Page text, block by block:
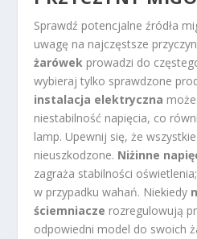
Sprawdź potencjalne źródła
uwagę na najczęstsze
żarówek prowadzi do
wybieraj tylko sprawdzone
instalacja elektryczna
niestabilność napięcia, co
lamp. Upewnij się, że
nieuszkodzone. Niżinne
zagraża stabilności
w przypadku wahań. Niekiedy
ściemniacze rozregulowują
odpowiedni model do swoich